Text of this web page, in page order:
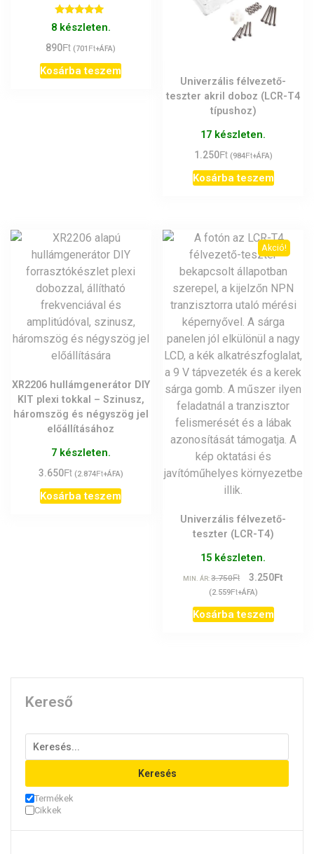
Értékelés:
5.00
8 készleten.
890Ft (701 Ft+ÁFA)
Kosárba teszem
Univerzális félvezető-
teszter akril doboz (LCR-T4
típushoz)
17 készleten.
1.250Ft (984Ft+ÁFA)
Kosárba teszem
XR2206 hullámgenerátor DIY
KIT plexi tokkal – Szinusz,
háromszög és négyszög jel
előállításához
7 készleten.
3.650Ft (2.874Ft+ÁFA)
Kosárba teszem
Akció!
Univerzális félvezető-
teszter (LCR-T4)
15 készleten.
MIN. ÁR:3.750Ft
Original
price
was:
3.750Ft.
3.250Ft
(2.559Ft+ÁFA)
Kosárba teszem
Kereső
Keresés
Termékek
Cikkek